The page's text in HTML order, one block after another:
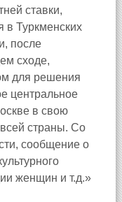
ставки,
в Туркменских
после
сходе,
для решения
центральное
в свою
страны. Со
сообщение о
женщин и т.д.»